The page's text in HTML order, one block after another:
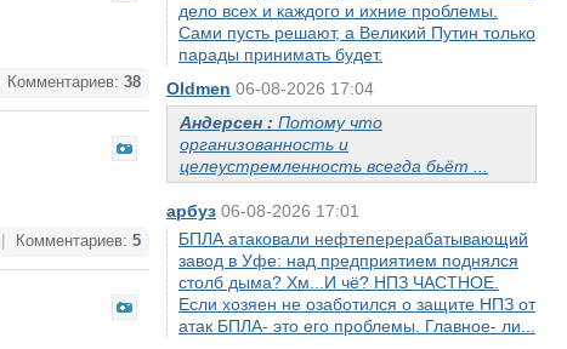
дело всех и каждого и ихние проблемы.
Сами пусть решают, а Великий Путин только
парады принимать будет.
Oldmen 06-08-2026 17:04
Андерсен : Потому что
организованность и
целеустремленность всегда бьёт ...
арбуз 06-08-2026 17:01
БПЛА атаковали нефтеперерабатывающий
завод в Уфе: над предприятием поднялся
столб дыма? Хм...И чё? НПЗ ЧАСТНОЕ.
Если хозяен не озаботился о защите НПЗ от
атак БПЛА- это его проблемы. Главное- ли...
Комментариев: 38
Комментариев: 5